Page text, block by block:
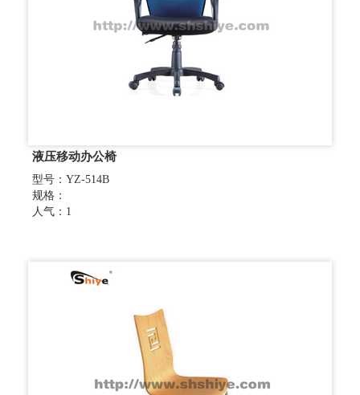
液压移动办公椅
型号：YZ-514B
规格：
人气：1